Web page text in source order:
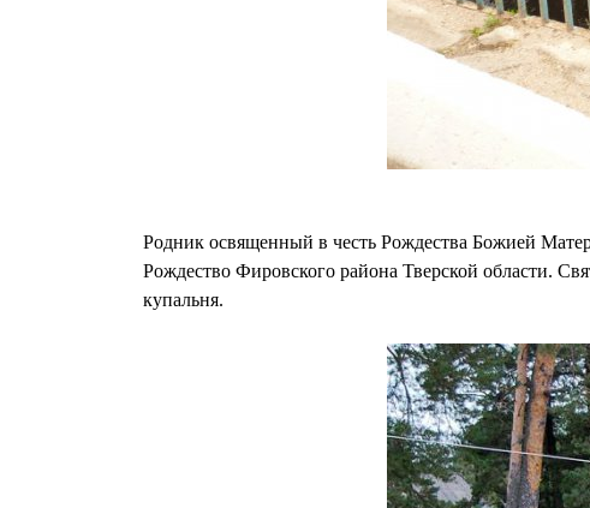
Родник освященный в честь Рождества Божией
Рождество Фировского района Тверской области.
купальня.